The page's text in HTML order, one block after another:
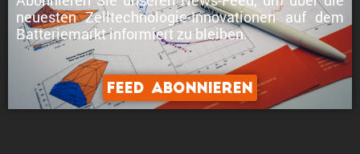
neuesten Zelltechnologie-Innovationenauf dem
Batteriemarkt informiert zu bleiben.
Feed abonnieren